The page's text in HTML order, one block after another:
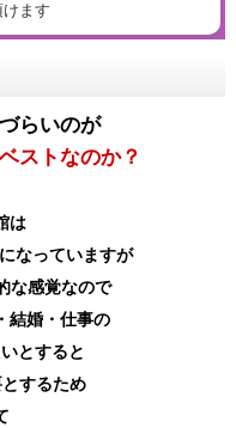
ます
らいのが
ストなのか？
は
なっていますが
な感覚なので
結婚・仕事の
とすると
するため